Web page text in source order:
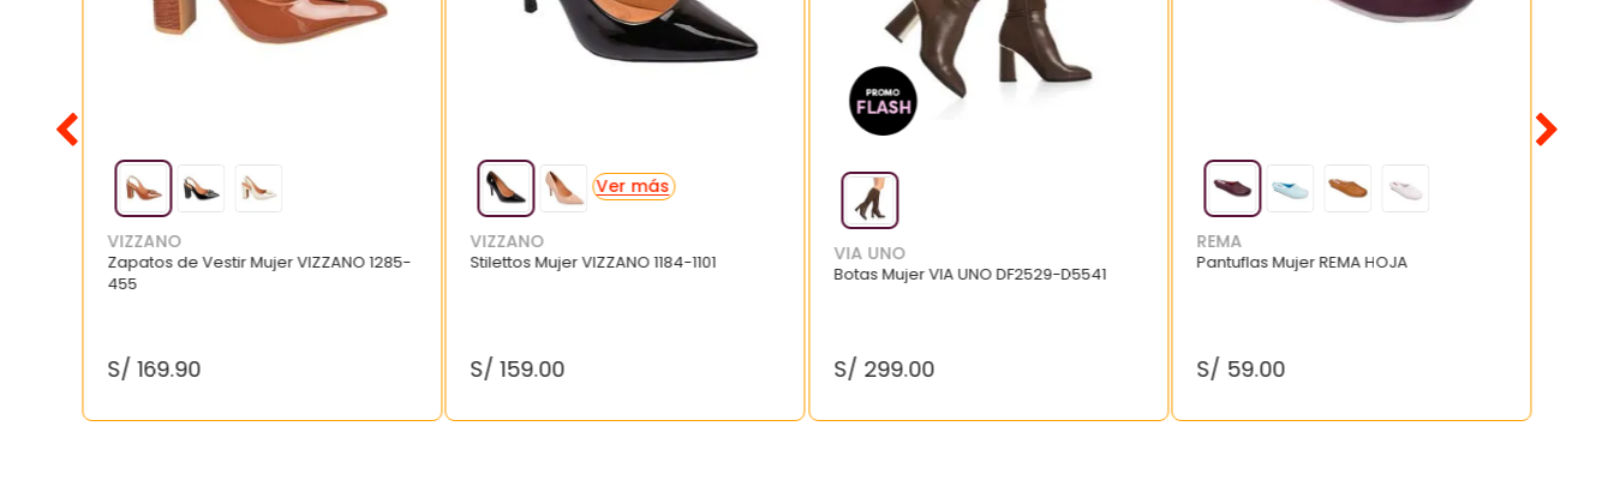
VIZZANO
Zapatos de Vestir Mujer VIZZANO 1285-
455
S/ 169.90
VIZZANO
Stilettos Mujer VIZZANO 1184-1101
S/ 159.00
VIA UNO
Botas Mujer VIA UNO DF2529-D5541
S/ 299.00
REMA
Pantuflas Mujer REMA HOJA
S/ 59.00